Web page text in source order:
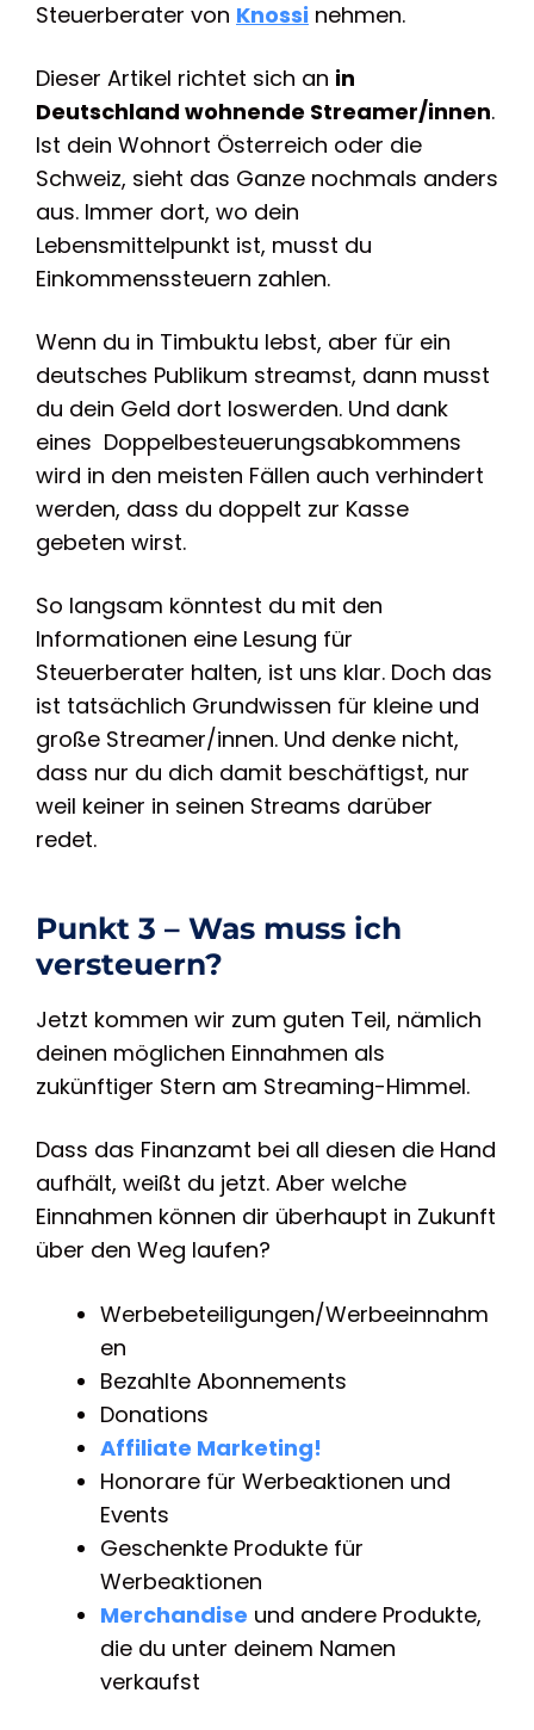
Steuerberater von Knossi nehmen.
Dieser Artikel richtet sich an in
Deutschland wohnende Streamer/innen.
Ist dein Wohnort Österreich oder die
Schweiz, sieht das Ganze nochmals anders
aus. Immer dort, wo dein
Lebensmittelpunkt ist, musst du
Einkommenssteuern zahlen.
Wenn du in Timbuktu lebst, aber für ein
deutsches Publikum streamst, dann musst
du dein Geld dort loswerden. Und dank
eines Doppelbesteuerungsabkommens
wird in den meisten Fällen auch verhindert
werden, dass du doppelt zur Kasse
gebeten wirst.
So langsam könntest du mit den
Informationen eine Lesung für
Steuerberater halten, ist uns klar. Doch das
ist tatsächlich Grundwissen für kleine und
große Streamer/innen. Und denke nicht,
dass nur du dich damit beschäftigst, nur
weil keiner in seinen Streams darüber
redet.
Punkt 3 – Was muss ich
versteuern?
Jetzt kommen wir zum guten Teil, nämlich
deinen möglichen Einnahmen als
zukünftiger Stern am Streaming-Himmel.
Dass das Finanzamt bei all diesen die Hand
aufhält, weißt du jetzt. Aber welche
Einnahmen können dir überhaupt in Zukunft
über den Weg laufen?
Werbebeteiligungen/Werbeeinnahm
en
Bezahlte Abonnements
Donations
Affiliate Marketing!
Honorare für Werbeaktionen und
Events
Geschenkte Produkte für
Werbeaktionen
Merchandise und andere Produkte,
die du unter deinem Namen
verkaufst